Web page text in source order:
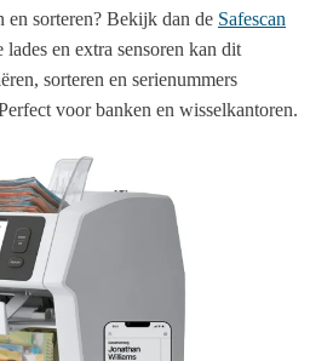
sorteren? Bekijk dan de Safescan
en extra sensoren kan dit
sorteren en serienummers
voor banken en wisselkantoren.